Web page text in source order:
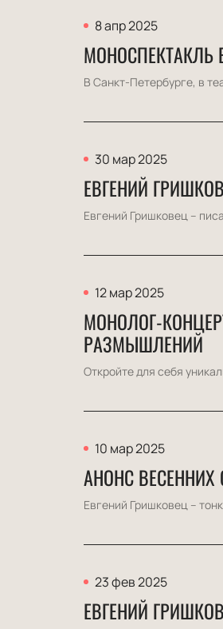
8 апр 2025
МОНОСПЕКТАКЛЬ
В Санкт-Петербурге, в
30 мар 2025
ЕВГЕНИЙ
Евгений Гришковец –
12 мар 2025
МОНОЛОГ-
РАЗМЫШЛЕНИЙ
Откройте для себя
10 мар 2025
АНОНС ВЕСЕННИХ
Евгений Гришковец –
23 фев 2025
ЕВГЕНИЙ